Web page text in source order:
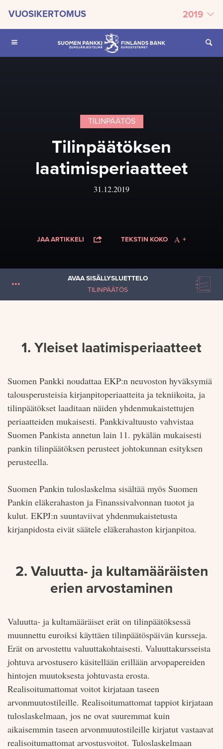
VUOSIKERTOMUS 2019
TILINPÄÄTÖS
Tilinpäätöksen
laatimisperiaatteet
31.12.2019
JAA ARTIKKELI TEKSTIN KOKO +
AVAA SISÄLLYSLUETTELO
TILINPÄÄTÖS
1. Yleiset laatimisperiaatteet
Suomen Pankki noudattaa EKP:n neuvoston hyväksymiä
talousperusteisia kirjanpitoperiaatteita ja tekniikoita, ja
tilinpäätökset laaditaan näiden yhdenmukaistettujen
periaatteiden mukaisesti. Pankkivaltuusto vahvistaa
Suomen Pankista annetun lain 11. pykälän mukaisesti
pankin tilinpäätöksen perusteet johtokunnan esityksen
perusteella.
Suomen Pankin tuloslaskelma sisältää myös Suomen
Pankin eläkerahaston ja Finanssi­valvonnan tuotot ja
kulut. EKPJ:n suuntaviivat yhdenmukaistetusta
kirjanpidosta eivät säätele eläkerahaston kirjanpitoa.
2. Valuutta- ja kultamääräisten
erien arvostaminen
Valuutta- ja kultamääräiset erät on tilinpäätöksessä
muunnettu euroiksi käyttäen tilinpäätöspäivän kursseja.
Erät on arvostettu valuuttakohtaisesti. Valuuttakursseista
johtuva arvostusero käsitellään erillään arvopapereiden
hintojen muutoksesta johtuvasta erosta.
Realisoitumattomat voitot kirjataan taseen
arvonmuutostileille. Realisoitumattomat tappiot kirjataan
tulos­laskelmaan, jos ne ovat suuremmat kuin
aikaisemmin taseen arvonmuutostileille kirjatut vastaavat
realisoitumattomat arvostusvoitot. Tuloslaskelmaan